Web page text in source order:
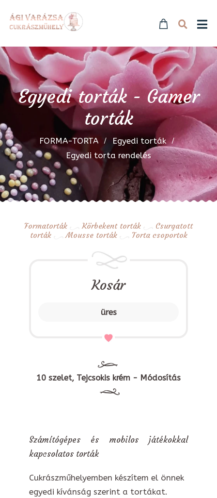
Egyedi torták - Gamer
torták
FORMA-TORTA
Egyedi torták
Egyedi torta rendelés
Formatorták Körbekent torták
Csurgatott
torták
Mousse torták Torta csoportok
Kosár
üres
10 szelet, Tejcsokis krém - Módosítás
Számítógépes és mobilos játékokkal
kapcsolatos torták
Cukrászműhelyemben készítem el önnek
egyedi kívánság szerint a tortákat.